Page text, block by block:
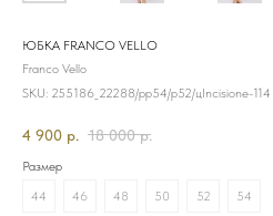
ЮБКА FRANCO VELLO
Franco Vello
SKU: 255186_22288/рр54/р52/цIncisione-114
4 900 р. 18 000 р.
Размер
44
46 48 50 52 54